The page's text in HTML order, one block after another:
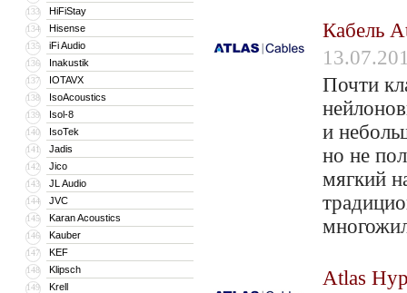
133 HiFiStay
134 Hisense
135 iFi Audio
136 Inakustik
137 IOTAVX
138 IsoAcoustics
139 Isol-8
140 IsoTek
141 Jadis
142 Jico
143 JL Audio
144 JVC
145 Karan Acoustics
146 Kauber
147 KEF
148 Klipsch
149 Krell
Кабель
Почти
и
но не
мягкий
Atlas